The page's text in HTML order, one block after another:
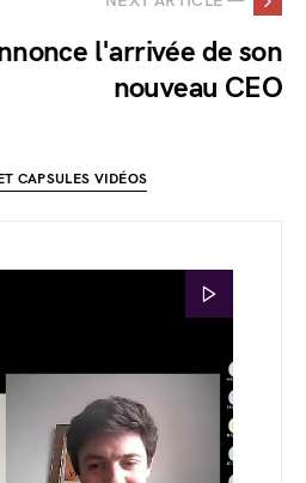
l'arrivée de son
nouveau CEO
CAPSULES VIDÉOS